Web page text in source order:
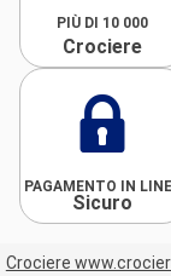
PIÙ DI 10 000
Crociere
PAGAMENTO IN
Sicuro
Crociere